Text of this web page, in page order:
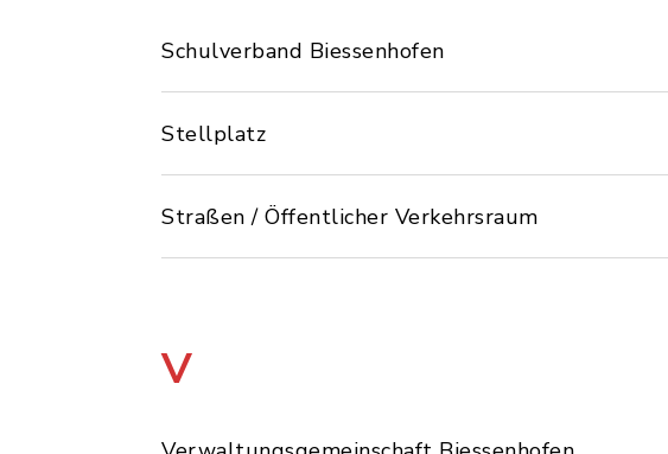
Schulverband Biessenhofen
Stellplatz
Straßen / Öffentlicher Verkehrsraum
V